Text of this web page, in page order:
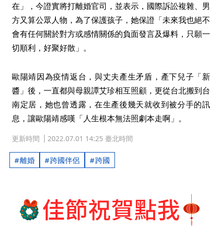
在」，今證實將打離婚官司，並表示，國際訴訟複雜、男
方又算公眾人物，為了保護孩子，她保證「未來我也絕不
會有任何關於對方或感情關係的負面發言及爆料，只願一
切順利，好聚好散」。
歐陽靖因為疫情返台，與丈夫產生矛盾，產下兒子「新
醬」後，一直都與母親譚艾珍相互照顧，更從台北搬到台
南定居，她也曾透露，在生產後幾天就收到被分手的訊
息，讓歐陽靖感嘆「人生根本無法照劇本走啊」。
更新時間 2022.07.01 14:25 臺北時間
離婚 跨國伴侶 跨國